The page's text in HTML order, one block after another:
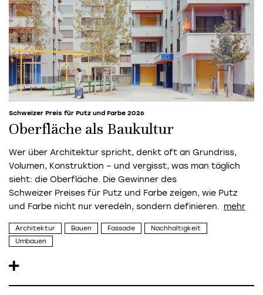
Schweizer Preis für Putz und Farbe 2026
Oberfläche als Baukultur
Wer über Architektur spricht, denkt oft an Grundriss,
Volumen, Konstruktion – und vergisst, was man täglich
sieht: die Oberfläche. Die Gewinner des
Schweizer Preises für Putz und Farbe zeigen, wie Putz
und Farbe nicht nur veredeln, sondern definieren.
Architektur Bauen Fassade
Nachhaltigkeit
Umbauen